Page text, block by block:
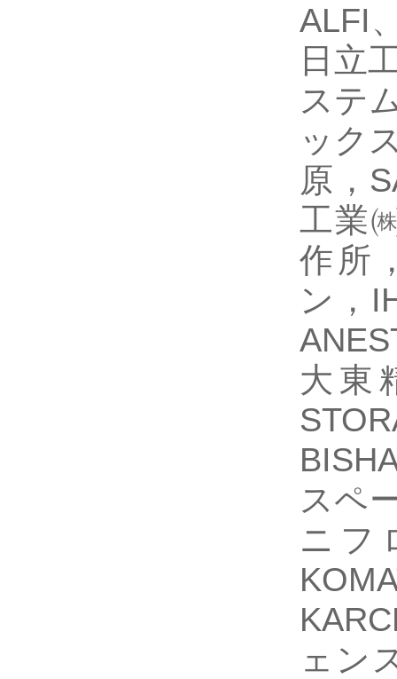
ALFI
日立
ステ
ック
原，
工業
作所
ン，
大東
スペ
ニフ
ェン